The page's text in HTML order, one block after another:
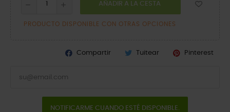
AÑADIR A LA CESTA
PRODUCTO DISPONIBLE CON OTRAS OPCIONES
Compartir Tuitear Pinterest
NOTIFICARME CUANDO ESTÉ DISPONIBLE.